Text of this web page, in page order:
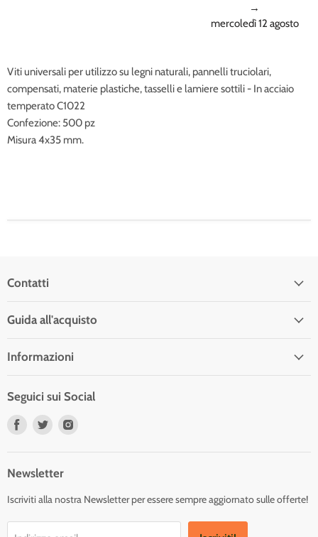
→
mercoledì 12 agosto
Viti universali per utilizzo su legni naturali, pannelli truciolari,
compensati, materie plastiche, tasselli e lamiere sottili - In acciaio
temperato C1022
Confezione: 500 pz
Misura 4x35 mm.
Contatti
Guida all'acquisto
Informazioni
Seguici sui Social
Trovaci
Trovaci
Newsletter
Iscriviti alla nostra Newsletter per essere sempre aggiornato sulle offerte!